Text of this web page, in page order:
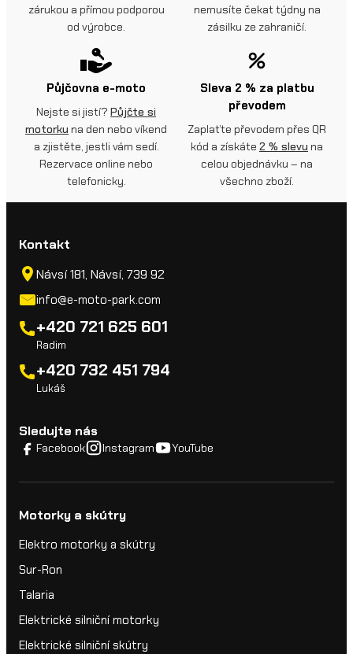
zárukou a přímou podporou
od výrobce.
nemusíte čekat týdny na
zásilku ze zahraničí.
Půjčovna e-moto
Nejste si jistí? Půjčte si
motorku na den nebo víkend
a zjistěte, jestli vám sedí.
Rezervace online nebo
telefonicky.
Sleva 2 % za platbu
převodem
Zaplaťte převodem přes QR
kód a získáte 2 % slevu na
celou objednávku – na
všechno zboží.
Kontakt
Návsí 181, Návsí, 739 92
info@e-moto-park.com
+420 721 625 601
Radim
+420 732 451 794
Lukáš
Sledujte nás
Facebook Instagram YouTube
Motorky a skútry
Elektro motorky a skútry
Sur-Ron
Talaria
Elektrické silniční motorky
Elektrické silniční skútry